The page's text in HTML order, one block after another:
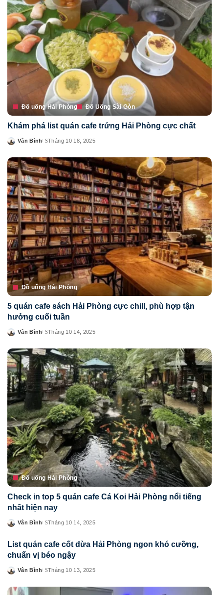
Đồ uống Hải Phòng Đồ Uống Sài Gòn
Khám phá list quán cafe trứng Hải Phòng cực chất
Posted
Vân Bình Tháng 10 18, 2025
Đồ uống Hải Phòng
5 quán cafe sách Hải Phòng cực chill, phù hợp tận
hưởng cuối tuần
Posted
Vân Bình Tháng 10 14, 2025
Đồ uống Hải Phòng
Check in top 5 quán cafe Cá Koi Hải Phòng nổi tiếng
nhất hiện nay
Posted
Vân Bình Tháng 10 14, 2025
List quán cafe cốt dừa Hải Phòng ngon khó cưỡng,
chuẩn vị béo ngậy
Posted
Vân Bình Tháng 10 13, 2025